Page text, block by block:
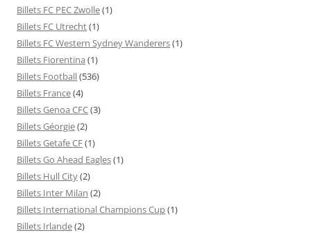
Billets FC PEC Zwolle(1)
Billets FC Utrecht(1)
Billets FC Western Sydney Wanderers(1)
Billets Fiorentina (1)
Billets Football(536)
Billets France(4)
Billets Genoa CFC(3)
Billets Géorgie(2)
Billets Getafe CF(1)
Billets Go Ahead Eagles(1)
Billets Hull City(2)
Billets Inter Milan (2)
Billets International Champions Cup(1)
Billets Irlande(2)